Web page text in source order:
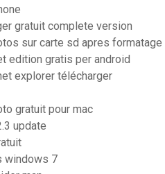
gratuit complete version
sur carte sd apres formatage
edition gratis per android
explorer télécharger
gratuit pour mac
update
windows 7